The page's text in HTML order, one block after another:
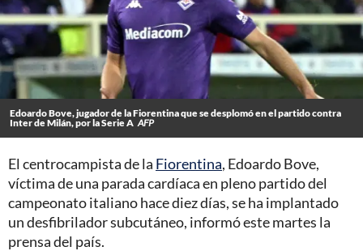
Edoardo Bove, jugador de la Fiorentina que se desplomó en el partido contra
Inter de Milán, por la Serie A AFP
El centrocampista de la Fiorentina, Edoardo Bove,
víctima de una parada cardíaca en pleno partido del
campeonato italiano hace diez días, se ha implantado
un desfibrilador subcutáneo, informó este martes la
prensa del país.